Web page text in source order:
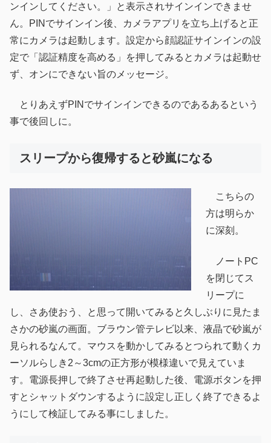
ンインしてください。」と表示されサインインできませ
ん。PINでサインイン後、カメラアプリを立ち上げると正
常にカメラは起動します。設定から顔認証サインインの設
定で「認証精度を高める」を押してみるとカメラは起動せ
ず、オンにできない旨のメッセージ。
とりあえずPINでサインインできるのであるあるという
事で後回しに。
スリープから復帰すると砂嵐になる
こちらの
方は明らか
に深刻。
ノートPC
を閉じてス
リープに
し、さあ使おう、と思って開いてみると久しぶりに見たま
さかの砂嵐の画面。ブラウン管テレビ以来、液晶で砂嵐が
見られるなんて。マウスを動かしてみるとつられて動くカ
ーソルらしき2～3cmの正方形が模様違いで見えていま
す。電源長押しで終了させ再起動した後、電源ボタンを押
すとシャットダウンするように設定し正しく終了できるよ
うにして検証してみる事にしました。